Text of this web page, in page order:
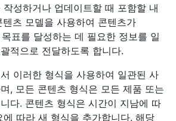
성하거나 업데이트할 때 포함할 내
츠 모델을 사용하여 콘텐츠가
표를 달성하는 데 필요한 정보를 일
적으로 전달하도록 합니다.
이러한 형식을 사용하여 일관된 사
, 모든 콘텐츠 형식은 모든 제품 또는
다. 콘텐츠 형식은 시간이 지남에 따
따라 새 형식을 추가합니다. 해당